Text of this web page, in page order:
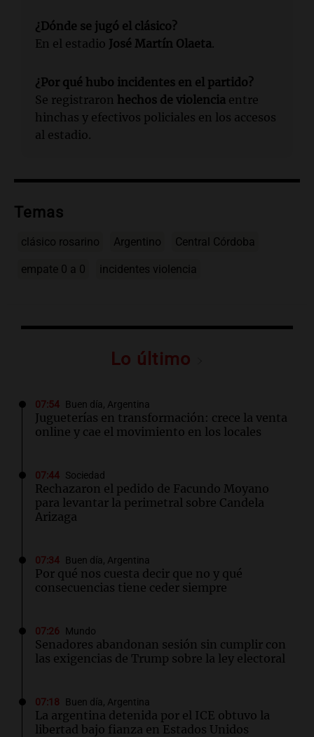
¿Dónde se jugó el clásico?
En el estadio José Martín Olaeta.
¿Por qué hubo incidentes en el partido?
Se registraron hechos de violencia entre
hinchas y efectivos policiales en los accesos
al estadio.
Temas
clásico rosarino Argentino Central Córdoba
empate 0 a 0 incidentes violencia
Lo último
07:54 Buen día, Argentina
Jugueterías en transformación: crece la venta
online y cae el movimiento en los locales
07:44 Sociedad
Rechazaron el pedido de Facundo Moyano
para levantar la perimetral sobre Candela
Arizaga
07:34 Buen día, Argentina
Por qué nos cuesta decir que no y qué
consecuencias tiene ceder siempre
07:26 Mundo
Senadores abandonan sesión sin cumplir con
las exigencias de Trump sobre la ley electoral
07:18 Buen día, Argentina
La argentina detenida por el ICE obtuvo la
libertad bajo fianza en Estados Unidos